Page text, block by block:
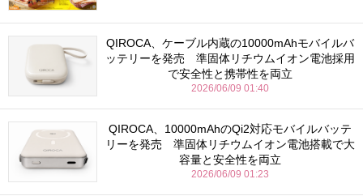
QIROCA、ケーブル内蔵の10000mAhモバイルバ
ッテリーを発売 準固体リチウムイオン電池採用
で安全性と携帯性を両立
2026/06/09 01:40
QIROCA、10000mAhのQi2対応モバイルバッテ
リーを発売 準固体リチウムイオン電池搭載で大
容量と安全性を両立
2026/06/09 01:23